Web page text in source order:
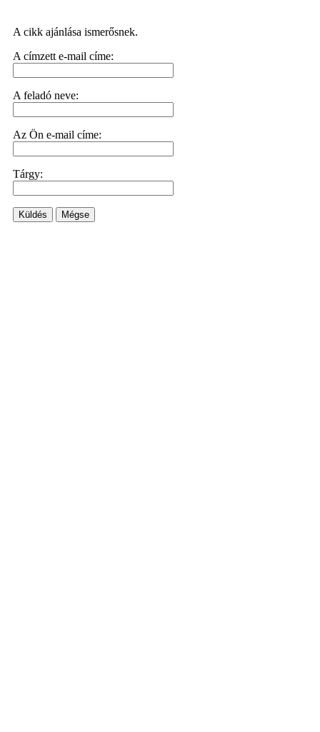
A cikk ajánlása ismerősnek.
A címzett e-mail címe:
A feladó neve:
Az Ön e-mail címe:
Tárgy:
Küldés Mégse